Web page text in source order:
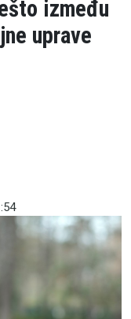
između
uprave